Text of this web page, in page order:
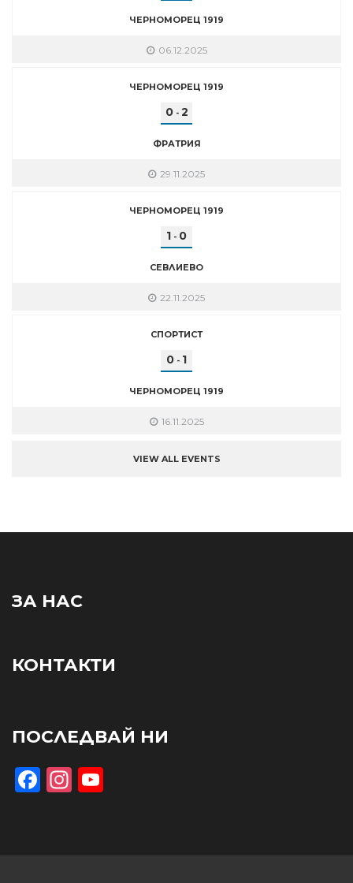
ЧЕРНОМОРЕЦ 1919
06.12.2025
ЧЕРНОМОРЕЦ 1919
0- 2
ФРАТРИЯ
29.11.2025
ЧЕРНОМОРЕЦ 1919
1 - 0
СЕВЛИЕВО
22.11.2025
СПОРТИСТ
0 - 1
ЧЕРНОМОРЕЦ 1919
16.11.2025
VIEW ALL EVENTS
ЗА НАС
КОНТАКТИ
ПОСЛЕДВАЙ НИ
Facebook
Instagram